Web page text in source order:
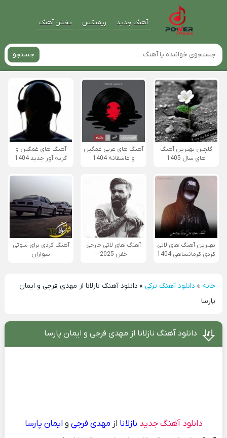
آهنگ جدید ریمیکس پخش آهنگ
جستجو
گلچین بهترین آهنگ
های سال 1405
آهنگ های عربی غمگین
و عاشقانه 1404
آهنگ های غمگین و
گریه آور جدید 1404
بهترین آهنگ های لاتی
کردی کرمانشاهی 1404
آهنگ های لاتی خارجی
خفن 2025
آهنگ کردی برای شوتی
سواران
خانه» دانلود آهنگ ترکی» دانلود آهنگ نازلانا از مهدی فرجی و ایمان
پارسا
دانلود آهنگ نازلانا از مهدی فرجی و ایمان پارسا
دانلود آهنگ جدید نازلانا از مهدی فرجی و ایمان پارسا